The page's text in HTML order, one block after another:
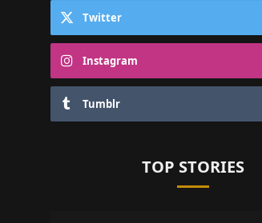
Twitter
Instagram
Tumblr
TOP STORIES